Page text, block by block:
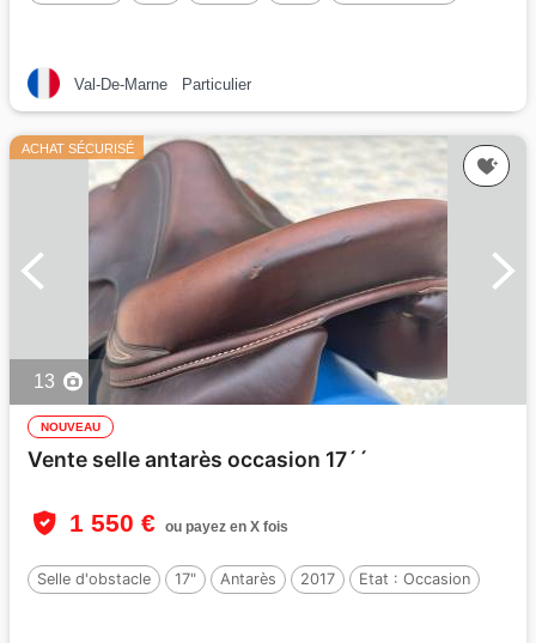
Val-De-Marne Particulier
ACHAT SÉCURISÉ
13
NOUVEAU
Vente selle antarès occasion 17´´
1 550 € ou payez en X fois
Selle d'obstacle 17" Antarès 2017 Etat : Occasion